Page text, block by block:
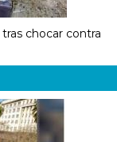
chocar contra